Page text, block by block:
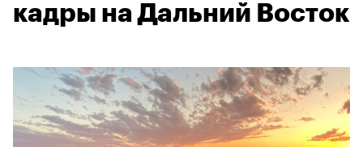
кадры на Дальний Восток